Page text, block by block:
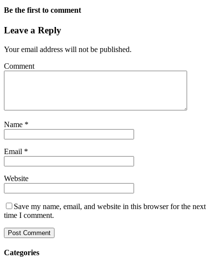
Be the first to comment
Leave a Reply
Your email address will not be published.
Comment
Name *
Email *
Website
Save my name, email, and website in this browser for the next
time I comment.
Categories